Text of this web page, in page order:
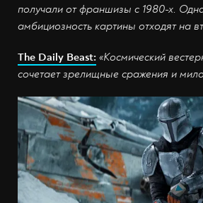
получали от франшизы с 1980-х.
амбициозность картины отходят на
The Daily Beast: «Космический
сочетает зрелищные сражения и